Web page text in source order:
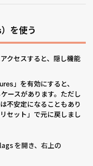
を使う
クセスすると、隠し機能
」を有効にすると、
ースがあります。ただし
不安定になることもあり
セット」で元に戻しまし
を開き、右上の